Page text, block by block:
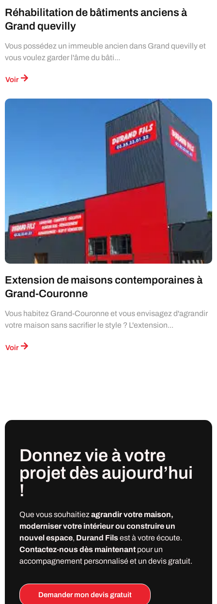
Réhabilitation de bâtiments anciens à
Grand quevilly
Vous possédez un immeuble ancien dans Grand quevilly et
vous voulez garder l'âme du bâti...
Voir
Extension de maisons contemporaines à
Grand-Couronne
Vous habitez Grand-Couronne et vous envisagez d'agrandir
votre maison sans sacrifier le style ? L'extension...
Voir
Donnez vie à votre
projet dès aujourd’hui
!
Que vous souhaitiez agrandir votre maison,
moderniser votre intérieur ou construire un
nouvel espace, Durand Filsest à votre écoute.
Contactez-nous dès maintenant pour un
accompagnement personnalisé et un devis gratuit.
Demander mon devis gratuit